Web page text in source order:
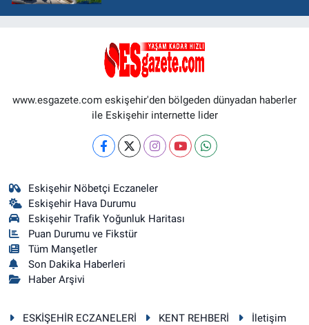
www.esgazete.com eskişehir'den bölgeden dünyadan haberler
ile Eskişehir internette lider
Eskişehir Nöbetçi Eczaneler
Eskişehir Hava Durumu
Eskişehir Trafik Yoğunluk Haritası
Puan Durumu ve Fikstür
Tüm Manşetler
Son Dakika Haberleri
Haber Arşivi
ESKİŞEHİR ECZANELERİ KENT REHBERİ İletişim